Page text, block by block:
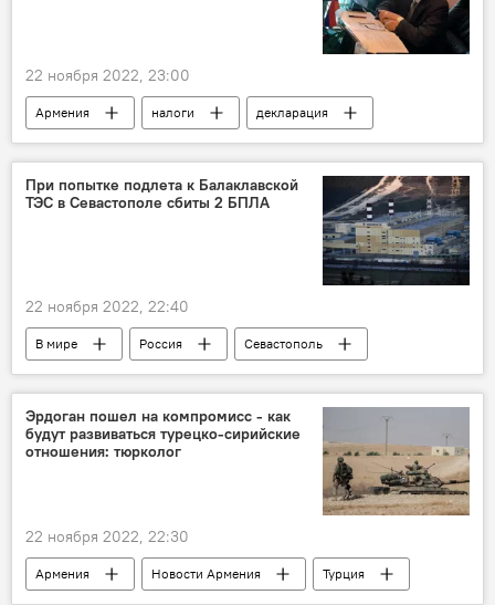
22 ноября 2022, 23:00
Армения налоги
декларация
проблемы
Экономика
При попытке подлета к Балаклавской
ТЭС в Севастополе сбиты 2 БПЛА
22 ноября 2022, 22:40
В мире Россия
Севастополь
ТЭС
БПЛА
Эрдоган пошел на компромисс - как
будут развиваться турецко-сирийские
отношения: тюрколог
22 ноября 2022, 22:30
Армения Новости Армения
Турция